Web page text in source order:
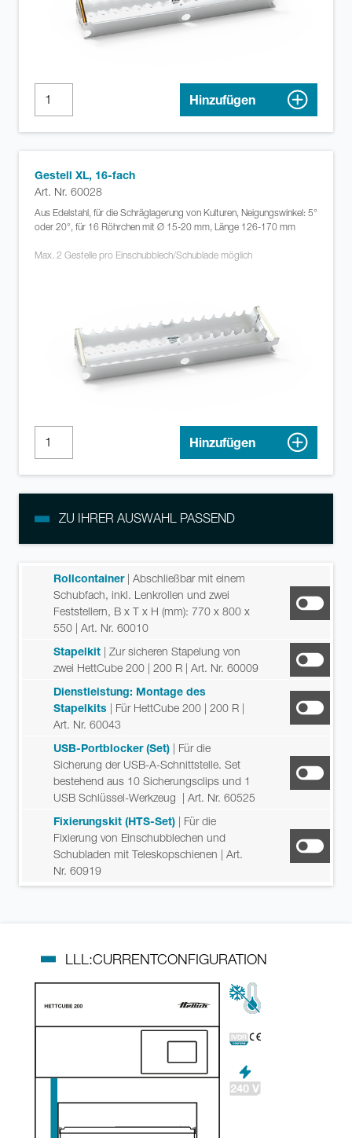
Hinzufügen
Gestell XL, 16-fach
Art. Nr. 60028
Aus Edelstahl, für die Schräglagerung von Kulturen, Neigungswinkel: 5°
oder 20°, für 16 Röhrchen mit Ø 15-20 mm, Länge 126-170 mm
Max. 2 Gestelle pro Einschubblech/Schublade möglich
Hinzufügen
ZU IHRER AUSWAHL PASSEND
Rollcontainer | Abschließbar mit einem
Schubfach, inkl. Lenkrollen und zwei
Feststellern, B x T x H (mm): 770 x 800 x
550 | Art. Nr. 60010
Stapelkit | Zur sicheren Stapelung von
zwei HettCube 200 | 200 R | Art. Nr. 60009
Dienstleistung: Montage des
Stapelkits | Für HettCube 200 | 200 R |
Art. Nr. 60043
USB-Portblocker (Set) | Für die
Sicherung der USB-A-Schnittstelle. Set
bestehend aus 10 Sicherungsclips und 1
USB Schlüssel-Werkzeug | Art. Nr. 60525
Fixierungskit (HTS-Set) | Für die
Fixierung von Einschubblechen und
Schubladen mit Teleskopschienen | Art.
Nr. 60919
LLL:CURRENTCONFIGURATION